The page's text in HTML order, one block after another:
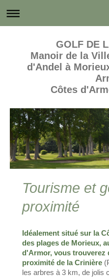
GOLF DE
Manoir de la
d'Andel à
Côtes
Tourisme et
proximité
Idéalement situé sur la
des plages de Morieux,
d'Armor, vous trouverez
proximité de la Crinière
les arbres à 3 km, de jolis